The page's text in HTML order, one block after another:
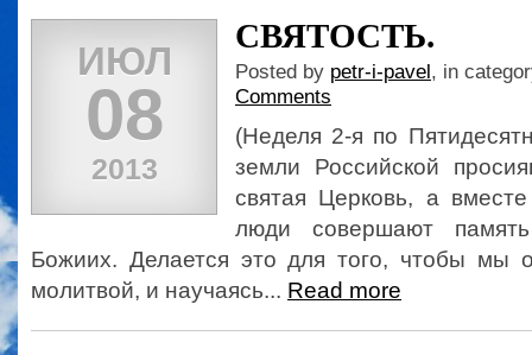
ИЮЛ
08
2013
СВЯТОСТЬ.
Posted by petr-i-pavel, in
Comments
(Неделя 2-я по
земли Российской
святая Церковь, а
люди совершают
Божиих. Делается это для того, чтобы мы
молитвой, и научаясь... Read more